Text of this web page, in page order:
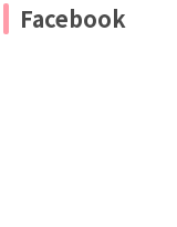
Facebook